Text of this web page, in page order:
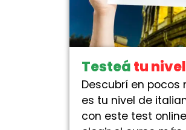
Testeátu nivel
Descubrí en pocos
es tu nivel de
con este test